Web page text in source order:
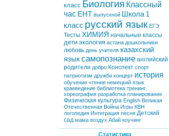
класс Биология Классный
час ЕНТ выпускной Школа 1
класс русский язык ЕГЭ
Тесты ХИМИЯ начальные классы
дети экология астана дошкольники
любовь день учителя казахский
языксамопознание английский
родители добро Конспект спорт
патриотизм дружба концерт история
обучение чтение немецкий язык
краеведение библиотека тренинг
хореография разработка планирование
Физическая культура English Великая
Отечественная Война Игры КВН
логопедия Интеграция песня Детский
сад мама воздух Абай коучинг
Статистика